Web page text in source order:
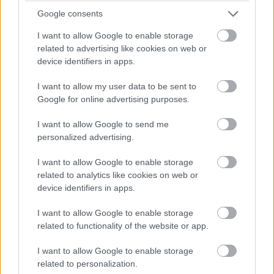
Google consents
I want to allow Google to enable storage
related to advertising like cookies on web or
device identifiers in apps.
I want to allow my user data to be sent to
Google for online advertising purposes.
I want to allow Google to send me
personalized advertising.
I want to allow Google to enable storage
related to analytics like cookies on web or
device identifiers in apps.
I want to allow Google to enable storage
related to functionality of the website or app.
I want to allow Google to enable storage
related to personalization.
Lindbladon. Verstappen viszont egyelőre messze a hetedik
helyen haladó Gaslytól.
Russell viszont fokozatosan közelít Piastrira, már csak fél
A visszajátszásból látszik, hogy Antonelli borzalmasan
visszafulladt a startnál és kiforogtak a kerekei, de a győzelmi
esélyeit legalább ennyire rontja, hogy körök óta nem boldogul
Verstappen vetődött be a hajtűben Lindblad mellé, feljött
nyolcadiknak a holland.